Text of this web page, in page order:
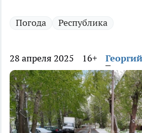
Погода Республика
28 апреля 2025 16+